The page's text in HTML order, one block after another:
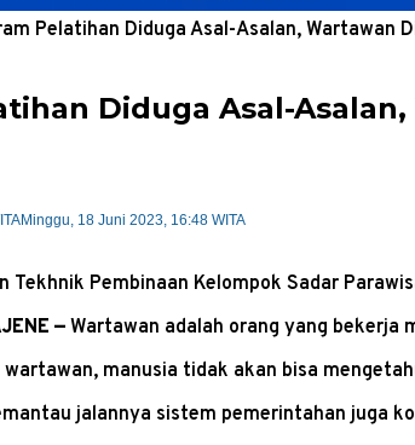
Pelatihan Diduga Asal-Asalan, Wartawan
Diduga Asal-
Minggu, 18 Juni 2023, 16:48 WITA
Tekhnik Pembinaan Kelompok Sadar
— Wartawan adalah orang yang bekerja
wartawan, manusia tidak akan bisa
jalannya sistem pemerintahan juga